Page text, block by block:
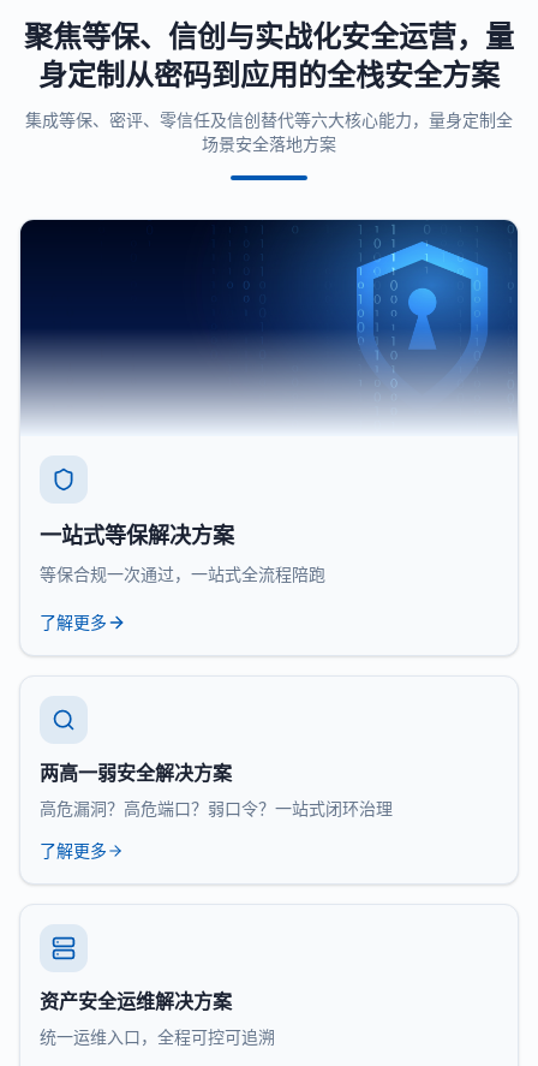
聚焦等保、信创与实战化安全运营，量
身定制从密码到应用的全栈安全方案
集成等保、密评、零信任及信创替代等六大核心能力，量身定制全
场景安全落地方案
一站式等保解决方案
等保合规一次通过，一站式全流程陪跑
了解更多
两高一弱安全解决方案
高危漏洞？高危端口？弱口令？一站式闭环治理
了解更多
资产安全运维解决方案
统一运维入口，全程可控可追溯